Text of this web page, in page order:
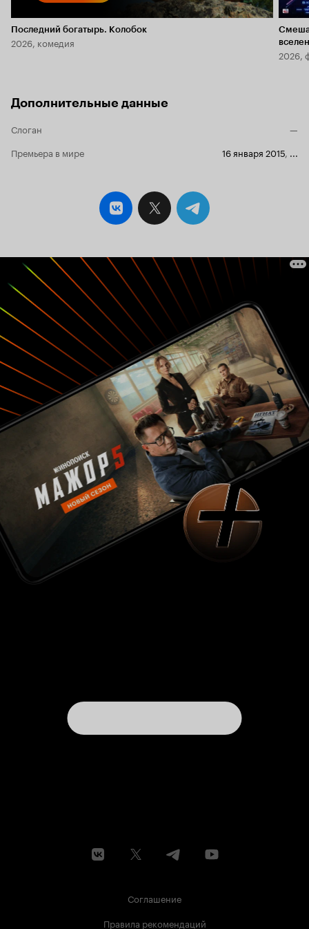
Последний богатырь. Колобок
2026, комедия
2026,
Дополнительные данные
Слоган
—
Премьера в мире
16 января 2015
Соглашение
Правила рекомендаций